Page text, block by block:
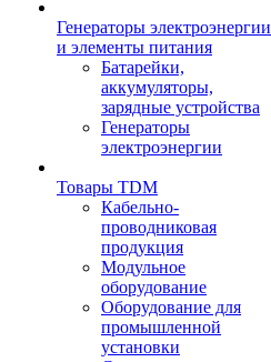
Генераторы электроэнергии
и элементы питания
Батарейки,
аккумуляторы,
зарядные устройства
Генераторы
электроэнергии
Товары TDM
Кабельно-
проводниковая
продукция
Модульное
оборудование
Оборудование для
промышленной
установки